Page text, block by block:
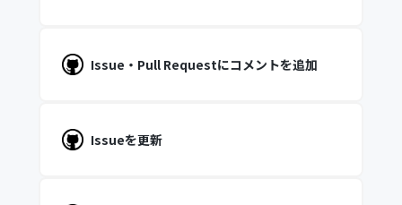
Issue・Pull Requestにコメントを追加
Issueを更新